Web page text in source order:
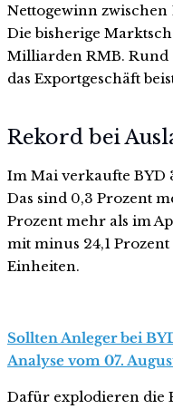
Nettogewinn zwischen
Die bisherige
Milliarden RMB. Rund
das Exportgeschäft
Rekord bei
Im Mai verkaufte BYD
Das sind 0,3 Prozent
Prozent mehr als im
mit minus 24,1
Einheiten.
Sollten Anleger bei
Analyse vom 07.
Dafür explodieren die